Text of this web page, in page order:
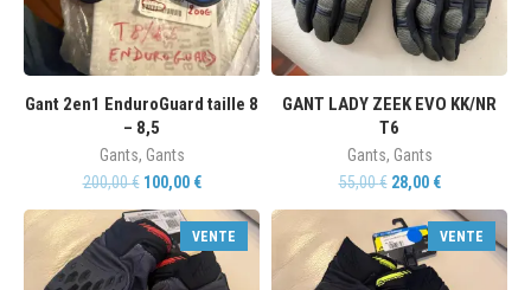
Gant 2en1 EnduroGuard taille 8
– 8,5
Gants, Gants
200,00€ 100,00 €
GANT LADY ZEEK EVO KK/NR
T6
Gants, Gants
55,00€ 28,00 €
VENTE VENTE